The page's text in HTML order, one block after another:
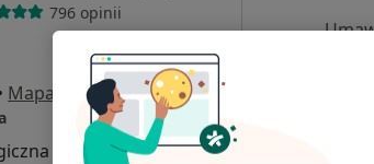
796 opinii
Mapa
+ USG 350 zł